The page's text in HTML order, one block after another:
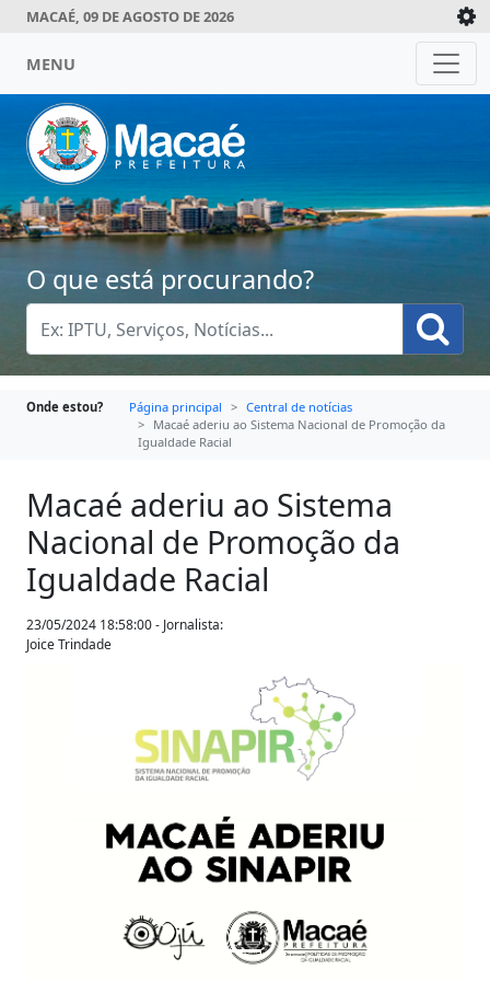
MACAÉ, 09 DE AGOSTO DE 2026
MENU
O que está procurando?
Onde estou? Página principal
Central de notícias
Macaé aderiu ao Sistema Nacional de Promoção da
Igualdade Racial
Macaé aderiu ao Sistema
Nacional de Promoção da
Igualdade Racial
23/05/2024 18:58:00 - Jornalista:
Joice Trindade
Anterior